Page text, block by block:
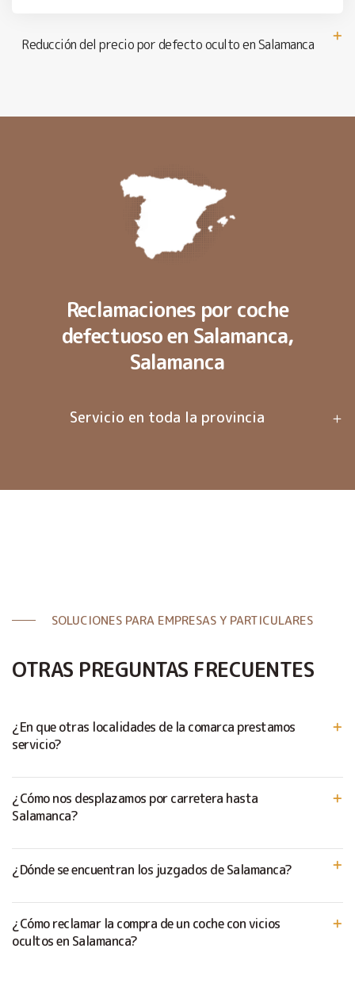
Reducción del precio por defecto oculto en Salamanca
Reclamaciones por coche
defectuoso en Salamanca,
Salamanca
Servicio en toda la provincia
SOLUCIONES PARA EMPRESAS Y PARTICULARES
OTRAS PREGUNTAS FRECUENTES
¿En que otras localidades de la comarca prestamos
servicio?
¿Cómo nos desplazamos por carretera hasta
Salamanca?
¿Dónde se encuentran los juzgados de Salamanca?
¿Cómo reclamar la compra de un coche con vicios
ocultos en Salamanca?